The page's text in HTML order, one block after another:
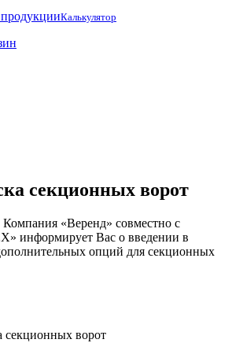
Калькулятор
секционных ворот
«Веренд» совместно с
информирует Вас о введении в
опций для секционных
секционных ворот